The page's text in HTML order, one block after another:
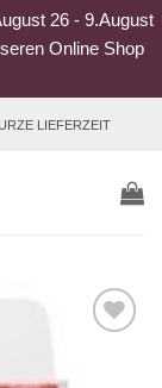
26 - 9.August
Online Shop
LIEFERZEIT